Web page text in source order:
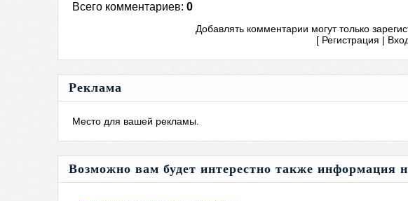
Всего комментариев: 0
Добавлять комментарии могут только
[ Регистрация |
Реклама
Место для вашей рекламы.
Возможно вам будет интерестно также информация